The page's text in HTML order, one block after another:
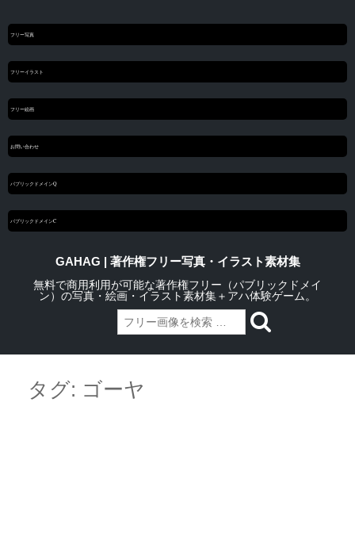
フリー写真
フリーイラスト
フリー絵画
お問い合わせ
パブリックドメインQ
パブリックドメインC
GAHAG | 著作権フリー写真・イラスト素材集
無料で商用利用が可能な著作権フリー（パブリックドメイ
ン）の写真・絵画・イラスト素材集＋アハ体験ゲーム。
contentタグ: ゴーヤ